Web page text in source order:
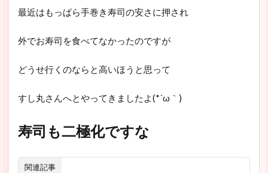
最近はもっぱら手巻き寿司の安さに押され
外でお寿司を食べてなかったのですが
どうせ行くのならと高いほうと思って
すし丸さんへとやってきましたよ(*´ω｀)
寿司も二極化ですな
関連記事